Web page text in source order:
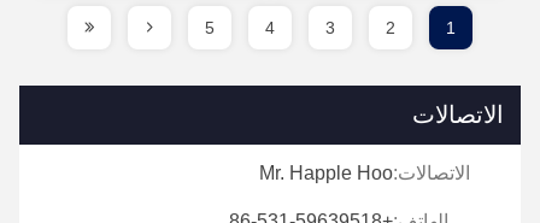
1
2
3
4
5
الاتصالات
الاتصالات:Mr. Happle Hoo